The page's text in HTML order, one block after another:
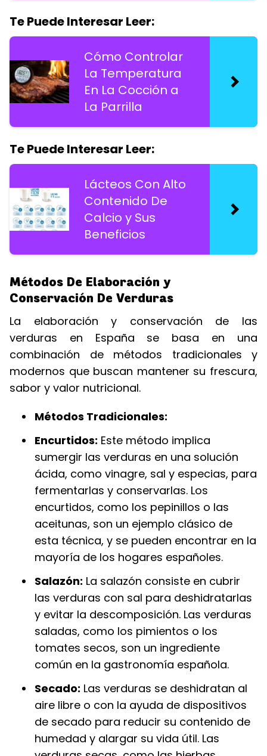
Te Puede Interesar Leer:
Cómo Controlar
La Temperatura
En La Cocción a
La Parrilla
Te Puede Interesar Leer:
Lácteos Con Alto
Contenido De
Calcio y Sus
Beneficios
Métodos De Elaboración y
Conservación De Verduras
La elaboración y conservación de las
verduras en España se basa en una
combinación de métodos tradicionales y
modernos que buscan mantener su frescura,
sabor y valor nutricional.
Métodos Tradicionales:
Encurtidos: Este método implica
sumergir las verduras en una solución
ácida, como vinagre, sal y especias, para
fermentarlas y conservarlas. Los
encurtidos, como los pepinillos o las
aceitunas, son un ejemplo clásico de
esta técnica, y se pueden encontrar en la
mayoría de los hogares españoles.
Salazón: La salazón consiste en cubrir
las verduras con sal para deshidratarlas
y evitar la descomposición. Las verduras
saladas, como los pimientos o los
tomates secos, son un ingrediente
común en la gastronomía española.
Secado: Las verduras se deshidratan al
aire libre o con la ayuda de dispositivos
de secado para reducir su contenido de
humedad y alargar su vida útil. Las